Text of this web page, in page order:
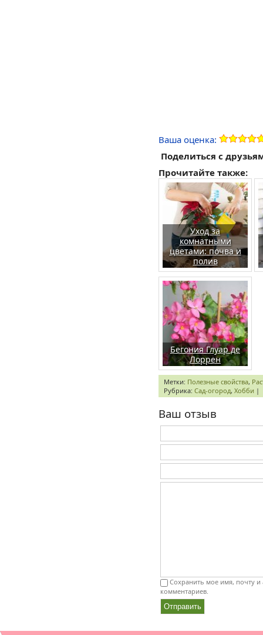
Ваша оценка:
Поделиться с
Прочитайте также:
Уход за
комнатными
цветами: почва и
полив
Бегония Глуар де
Лоррен
Метки: Полезные свойства,
Рубрика: Сад-огород, Хобби |
Ваш отзыв
Сохранить мое имя, почту и
комментариев.